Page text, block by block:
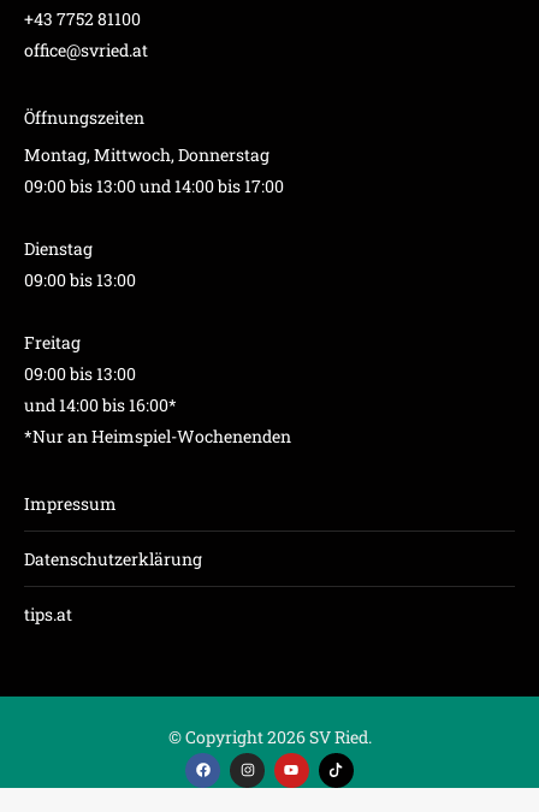
+43 7752 81100
office@svried.at
Öffnungszeiten
Montag, Mittwoch, Donnerstag
09:00 bis 13:00 und 14:00 bis 17:00
Dienstag
09:00 bis 13:00
Freitag
09:00 bis 13:00
und 14:00 bis 16:00*
*Nur an Heimspiel-Wochenenden
Impressum
Datenschutzerklärung
tips.at
© Copyright 2026 SV Ried.